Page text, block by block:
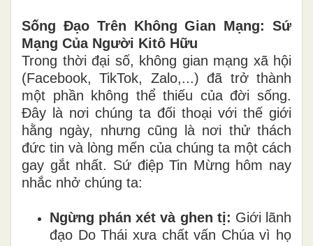
Sống Đạo Trên Không Gian Mạng: Sứ
Mạng Của Người Kitô Hữu
Trong thời đại số, không gian mạng xã hội
(Facebook, TikTok, Zalo,...) đã trở thành
một phần không thể thiếu của đời sống.
Đây là nơi chúng ta đối thoại với thế giới
hằng ngày, nhưng cũng là nơi thử thách
đức tin và lòng mến của chúng ta một cách
gay gắt nhất. Sứ điệp Tin Mừng hôm nay
nhắc nhở chúng ta:
Ngừng phán xét và ghen tị: Giới lãnh
đạo Do Thái xưa chất vấn Chúa vì họ